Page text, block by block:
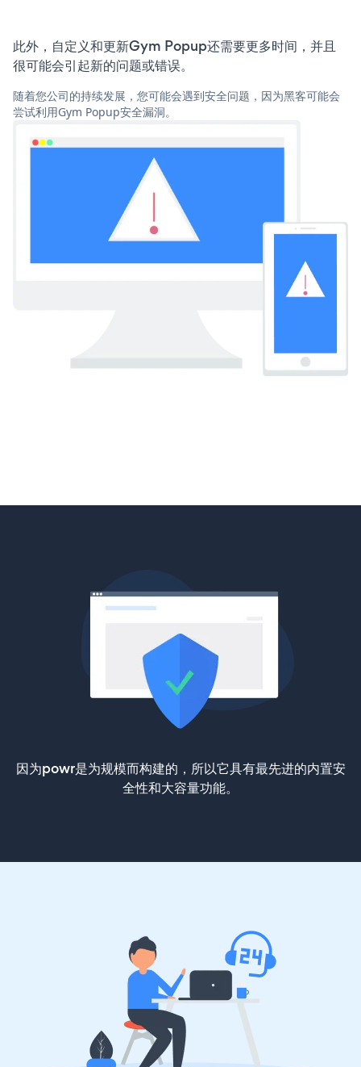
此外，自定义和更新Gym Popup还需要更多时间，并且
很可能会引起新的问题或错误。
随着您公司的持续发展，您可能会遇到安全问题，因为黑客可能会
尝试利用Gym Popup安全漏洞。
因为powr是为规模而构建的，所以它具有最先进的内置安
全性和大容量功能。